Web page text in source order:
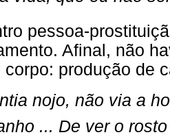
pessoa-
Afinal, não
corpo: produção de
nojo, não via a
... De ver o